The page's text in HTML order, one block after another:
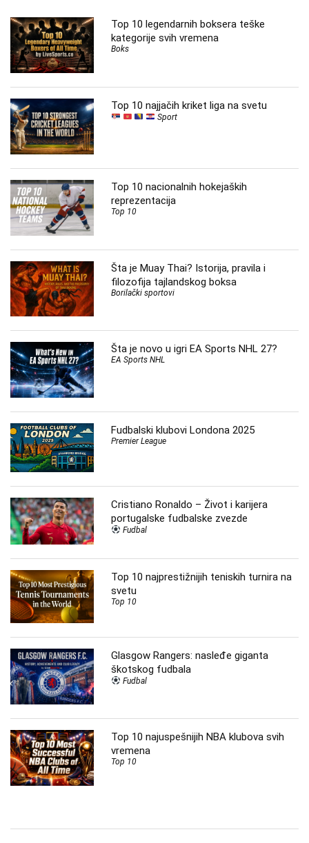
Top 10 legendarnih boksera teške
kategorije svih vremena
Boks
Top 10 najjačih kriket liga na svetu
Sport
Top 10 nacionalnih hokejaških
reprezentacija
Top 10
Šta je Muay Thai? Istorija, pravila i
filozofija tajlandskog boksa
Borilački sportovi
Šta je novo u igri EA Sports NHL 27?
EA Sports NHL
Fudbalski klubovi Londona 2025
Premier League
Cristiano Ronaldo – Život i karijera
portugalske fudbalske zvezde
Fudbal
Top 10 najprestižnijih teniskih turnira na
svetu
Top 10
Glasgow Rangers: nasleđe giganta
škotskog fudbala
Fudbal
Top 10 najuspešnijih NBA klubova svih
vremena
Top 10